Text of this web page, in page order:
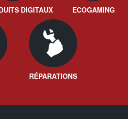
DIGITAUX ECOGAMING
RÉPARATIONS